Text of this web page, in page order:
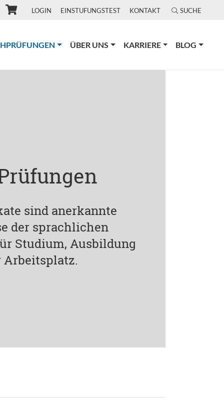
LOGIN EINSTUFUNGSTEST KONTAKT SUCHE
(CURRENT)
ÜBER UNS KARRIERE BLOG
sind anerkannte
der sprachlichen
Studium, Ausbildung
Arbeitsplatz.